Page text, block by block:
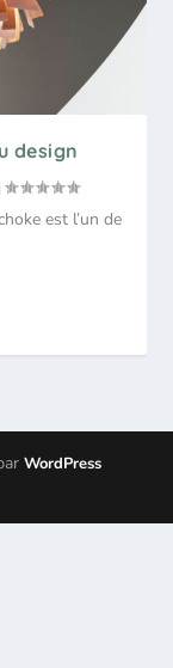
design
|
est l’un de
WordPress